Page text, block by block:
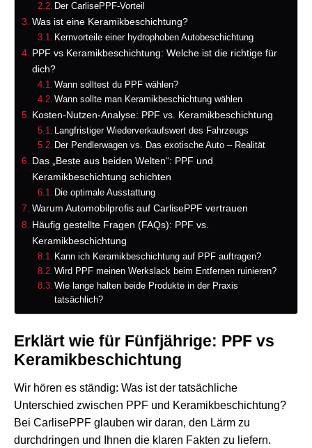
Der CarlisePPF-Vorteil
Was ist eine Keramikbeschichtung?
Kernvorteile einer hydrophoben Autobeschichtung
PPF vs Keramikbeschichtung: Welche ist die richtige für
dich?
Wann solltest du PPF wählen?
Wann sollte man Keramikbeschichtung wählen
Kosten-Nutzen-Analyse: PPF vs. Keramikbeschichtung
Langfristiger Wiederverkaufswert des Fahrzeugs
Der Pendlerwagen vs. Das exotische Auto – Realität
Das „Beste aus beiden Welten“: PPF und
Keramikbeschichtung schichten
Die optimale Ausstattung
Warum Automobilprofis auf CarlisePPF vertrauen
Häufig gestellte Fragen (FAQs): PPF vs.
Keramikbeschichtung
Kann ich Keramikbeschichtung auf PPF auftragen?
Wird PPF meinen Werkslack beim Entfernen ruinieren?
Wie lange halten beide Produkte in der Praxis
tatsächlich?
Erklärt wie für Fünfjährige: PPF vs
Keramikbeschichtung
Wir hören es ständig: Was ist der tatsächliche
Unterschied zwischen PPF und Keramikbeschichtung?
Bei CarlisePPF glauben wir daran, den Lärm zu
durchdringen und Ihnen die klaren Fakten zu liefern.